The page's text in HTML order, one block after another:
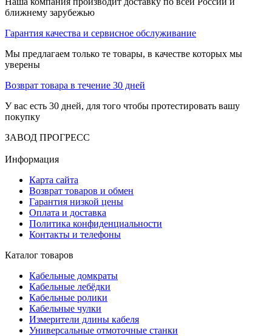
ближнему зарубежью
Гарантия качества и сервисное обслуживание
Мы предлагаем только те товары, в качестве которых мы
уверены
Возврат товара в течение 30 дней
У вас есть 30 дней, для того чтобы протестировать вашу
покупку
ЗАВОД ПРОГРЕСС
Информация
Карта сайта
Возврат товаров и обмен
Гарантия низкой цены
Оплата и доставка
Политика конфиденциальности
Контакты и телефоны
Каталог товаров
Кабельные домкраты
Кабельные лебёдки
Кабельные ролики
Кабельные чулки
Измерители длины кабеля
Универсальные отмоточные станки